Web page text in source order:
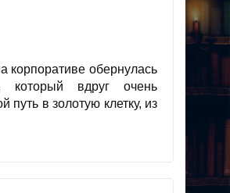
корпоративе обернулась
который вдруг очень
в золотую клетку, из